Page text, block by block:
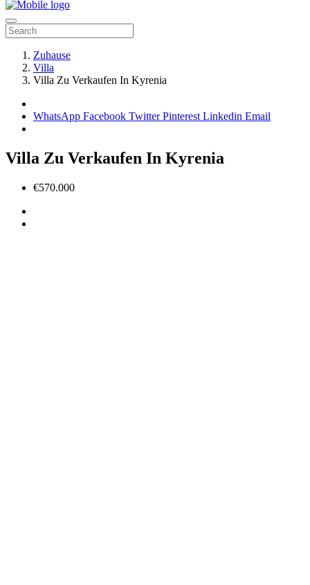
Zuhause
Villa
Villa Zu Verkaufen In Kyrenia
WhatsApp Facebook TwitterPinterest Linkedin Email
Villa Zu Verkaufen In Kyrenia
€570.000